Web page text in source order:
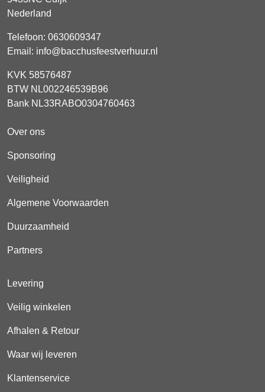
Nederland
Telefoon: 0630609347
Email: info@bacchusfeestverhuur.nl
KVK 58576487
BTW NL002246539B96
Bank NL33RABO0304760463
Over ons
Sponsoring
Veiligheid
Algemene Voorwaarden
Duurzaamheid
Partners
Levering
Veilig winkelen
Afhalen & Retour
Waar wij leveren
Klantenservice